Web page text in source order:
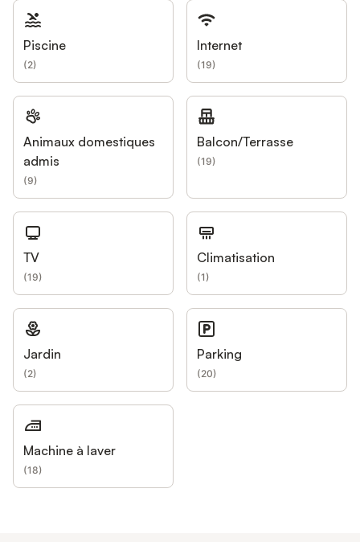
Piscine
(2)
Internet
(19)
Animaux domestiques
admis
(9)
Balcon/Terrasse
(19)
TV
(19)
Climatisation
(1)
Jardin
(2)
Parking
(20)
Machine à laver
(18)